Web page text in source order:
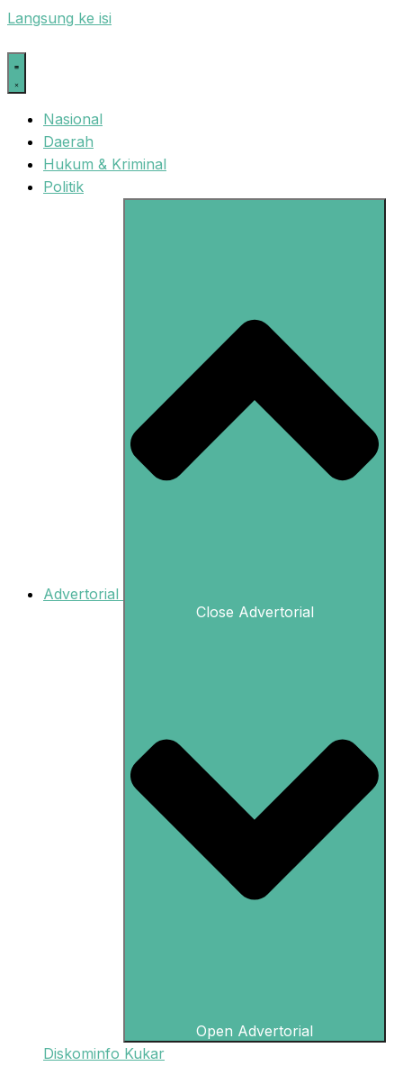
Langsung ke isi
Nasional
Daerah
Hukum & Kriminal
Politik
Advertorial
Close Advertorial
Open Advertorial
Diskominfo Kukar